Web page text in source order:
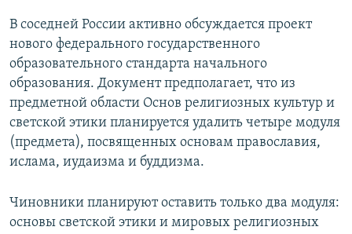
В соседней России активно обсуждается проект
нового федерального государственного
образовательного стандарта начального
образования. Документ предполагает, что из
предметной области Основ религиозных культур и
светской этики планируется удалить четыре модуля
(предмета), посвященных основам православия,
ислама, иудаизма и буддизма.
Чиновники планируют оставить только два модуля:
основы светской этики и мировых религиозных